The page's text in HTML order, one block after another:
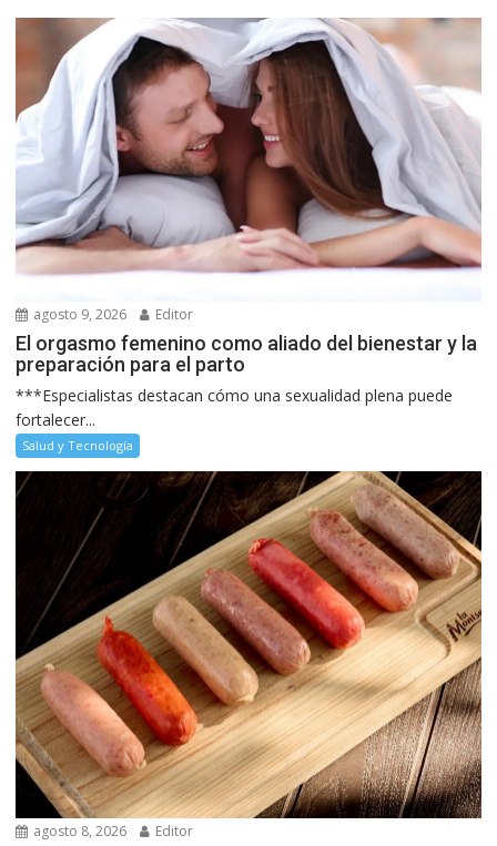
agosto 9, 2026 Editor
El orgasmo femenino como aliado del bienestar y la
preparación para el parto
***Especialistas destacan cómo una sexualidad plena puede
fortalecer...
Salud y Tecnología
agosto 8, 2026 Editor